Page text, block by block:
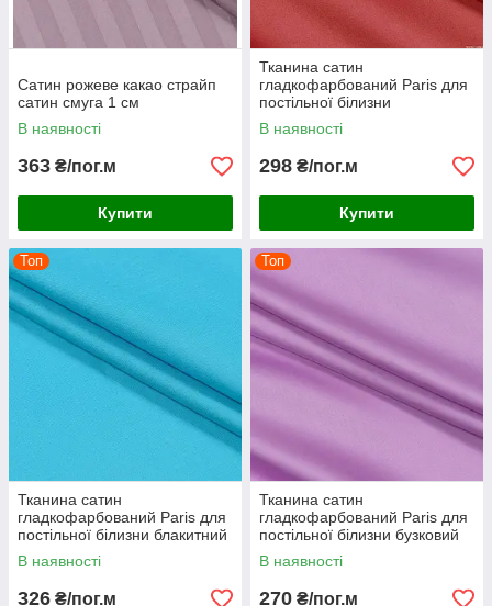
Сатин рожеве какао страйп
сатин смуга 1 см
В наявності
363 ₴/пог.м
Купити
Тканина сатин
гладкофарбований Paris для
постільної білизни
теракотовий
В наявності
298 ₴/пог.м
Купити
Топ
Тканина сатин
гладкофарбований Paris для
постільної білизни блакитний
В наявності
326 ₴/пог.м
Топ
Тканина сатин
гладкофарбований Paris для
постільної білизни бузковий
В наявності
270 ₴/пог.м